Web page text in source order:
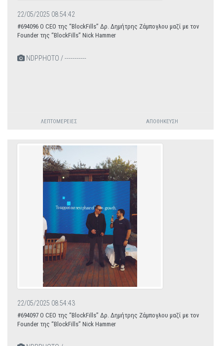
22/05/2025 08:54:42
#694096 Ο CEO της “BlockFills” Δρ. Δημήτρης Ζάμπογλου μαζί με τον
Founder της “BlockFills” Nick Hammer
NDPPHOTO / -----------
ΛΕΠΤΟΜΈΡΕΙΕΣ ΑΠΟΘΉΚΕΥΣΗ
22/05/2025 08:54:43
#694097 Ο CEO της “BlockFills” Δρ. Δημήτρης Ζάμπογλου μαζί με τον
Founder της “BlockFills” Nick Hammer